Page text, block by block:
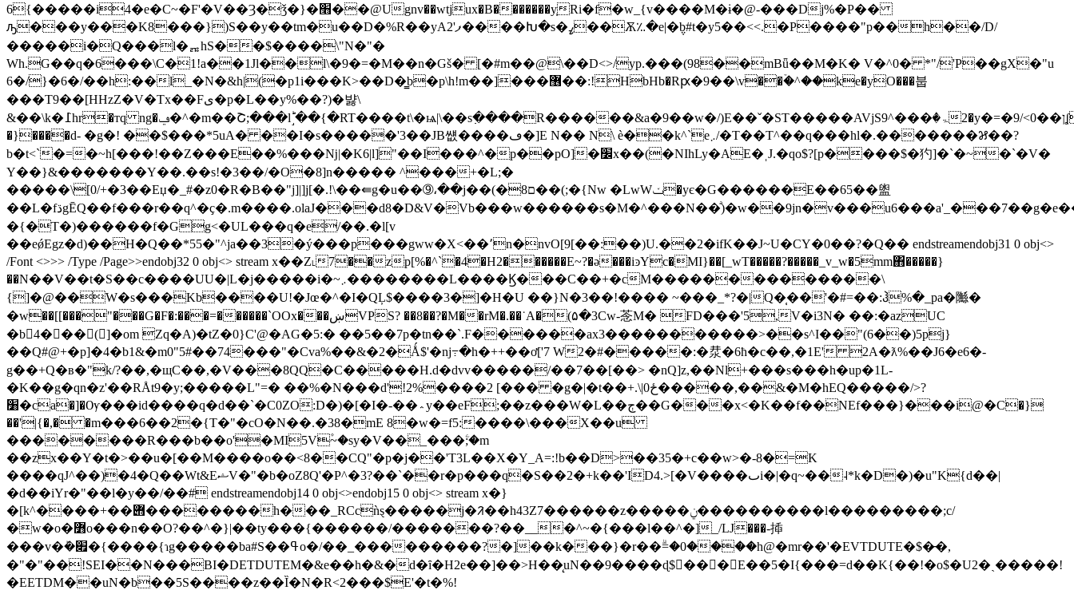
6{�����i4�e�C~�F'�V��Ȝ�ǯ�}�׫��@Ugnv��wtjux�B�������y֧Ri�f�w_{v����M�ɨ�@-���Dj%�P��
ԡ���y���K8���})S��y��tm�u��D�%R��yAފ'2����Խ�s�ߨ��Ѫ؉�e|�݆b#t�y5��<<.�P����"p��h��/D/
�����i�Q���l�ퟖhS��$����\"N�"�
Wh.G��q�6���\C�1!a��1Jl��l\�9�=�M��n�Gš� [�#m��@\��D<>/yp.���(98��mBǖ��M�K� V�^0� *"/'P��gX�"u
6�/}�6�/��h:��l_�N�&h|(�p1i���K>��D�̳b�p\h!m��]���޶��:!HbHb�Rԗ�9��\v��ۡ�^��ke�yO���붑
���T9��[HHzZ�V�Tx��Fی�p�L��y%��?)�뱛\
&��\k�߁hr�тq ng�ݠ�^�m��Շ;���lؕ˼��{�RT����t\�ѩ|\��s߲����R������&a�9��w�/)E��ˇ�ST�����AVjS9^���ۃ�2�y�=�9/<ן��0ʆ�d���
�}����d- �g�! ��$���*5uA� ��I�s�����'3��JB썞����ڡ�]E N�� N\ è��k^`e܇/�T��T^��q���hl�.�������꯷��?
b�t<`�=�~h[���!��Z���E��%���ǋ|�K6|l]"��I���^�p��pO]�׼x��(�NIhLy�AE�ˌJ.�qo$?[p����$�犳]�`�~�`�V�
Y��}&�������Y��.��s!�3��/�O�8]n����� ^���+�L;�
�����\[0/+�3��Eџ�_#�z0�R�B��"j]|]j[�.!\��⇚g�u��➈،��j��(�8ם��(;�{Nw �LwWݖ�yє�G������E��65��盥
��L�fڌgĒQ��f���r��q^�ҫ�.m����.olaJ���d8�D&V�Vb���w������s�M�^���N��ͣ)�w��9jn�v���u6���a'_���7��g�e����$�5���SO5�US�$3/
�{�T�)������f�Gg<�UL���q�e/��.�l[v
��eǿEgz�d)��H�Q��*55�"^ja��3�ý���p���gww�X<��٬n�nvO[9[��:��)U.��2�ifK��J~U�CY�0��?�Q�� endstreamendobj31 0 obj<>
/Font <>>> /Type /Page>>endobj32 0 obj<> stream x��Z˪7��zp[%�^`�4�H2������E~?�ǝ���iͽYc�MI}��[_wT�����?�����_v_w�5mm΋�����}
��N��V��t�S��c����UU�|L�j�����i�~܇��������L����Ϗ���C��+�cM��������������\
{]�@��W�s���Kb����U!�Jœ�^�I�QĻ$����3�]�H�U ��}N�3��!���� ~���_*?�|Q�̜��'�#=��:ჰ%�_pa�䧰�
�w��[[���"���G�F�:���=������`OOx���ښVPS? ��8��?�M��rM�.��˙A�(۵�3Cw-菍M� FD���'5,V�i3N� ��:�azUC
�b4���(]�om Zq�A)�tZ�0}C'@�AG�5:� ��5��7p�tn��`.F������ax3�����������>��s^I��"(6��)5pj}
��Q#@+�p]�4�b1&�m0"5#��74���"�Cva%��&�2�Ǻ$'�ǌ߹�h�++��ơ['7 W2�#�����:�汬�6ħ�c��,�1E' 2A�ƛ%��J6�e6�-
g��+Q�в�"k/?��,�щC��,�V���8QQ�C�����H.d�dvv�����/��7��[��> �nQ]z,��Nl+���s���h�up�1L-
�K��g�qn�z'��RÅt9�y;�����L"=� ��%�N���d'!2%����2 [��� �g�|�t��+.\|0ځ�����,��&�M�hEQ�����/>?
׸�ca�]�Ѹ���id����q�d��`�C0ZO:D�)�[�I�-��؞y��eF;��z���W�L��ڄ��G���x<�K��f��NEf���}���i@�С�}
��'|{�,� �m���6��2�{T�"�cO�N��.�38�mE 8�w�=f5:����\���X��u
��������R���b��o'�MI5V۫~�sy�V��_���ۧ;�m
��zx��Y�t�>��u�[��M����o��<8��CQ"�p�j��'T3L��X�Y_A=:!b��D>��35�+c��w>�-8�=K
����qJ^��)�4�Q��Wt&EޝV�"�b�oZ8Q'�P^�3?��`��r�p���q�S��2�+k��'ID4.>[�V����ٮi�|�q~��˨*k�D�)�u"K{d��|
�d��iYr�"��l�y��/��# endstreamendobj14 0 obj<>endobj15 0 obj<> stream x�}
�[k^����+��݋��������h���_RCcǹȿ�����j�ᱤ��h43Z7������z�����ݧ����������ӏ���������;c/
�w�o�߻o���n��O?��^�}|��ty���{������/�������?��__�^~�{���ӏ��^�]_/Ǉ���-揷
���v�ܰ�׏�{����{ɿg�����ba#S��ߟo�/��_���������?�]��k���}�r��ۗ=�0����h@�mr��'�EVTDUTE�$�̵�,
�"�"��!SEI��N���BI�DETDUTEM�&e��h�&�d�ȋ�H2e��]��>H��̨uN��9����ɖ$򢼠���E��5�I{���=d��K{��!�o$�U2� ˎ�����!
�EETDM��uN�b��5S����z��Ȉ�N�R<2���$E'�t�%!